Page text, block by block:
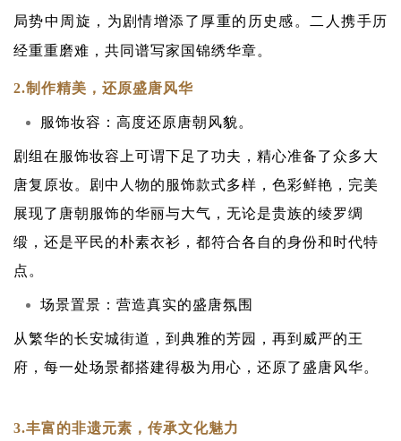
局势中周旋，为剧情增添了厚重的历史感。二人携手历
经重重磨难，共同谱写家国锦绣华章。
2.制作精美，还原盛唐风华
服饰妆容：高度还原唐朝风貌。
剧组在服饰妆容上可谓下足了功夫，精心准备了众多大
唐复原妆。剧中人物的服饰款式多样，色彩鲜艳，完美
展现了唐朝服饰的华丽与大气，无论是贵族的绫罗绸
缎，还是平民的朴素衣衫，都符合各自的身份和时代特
点。
场景置景：营造真实的盛唐氛围
从繁华的长安城街道，到典雅的芳园，再到威严的王
府，每一处场景都搭建得极为用心，还原了盛唐风华。
3.丰富的非遗元素，传承文化魅力